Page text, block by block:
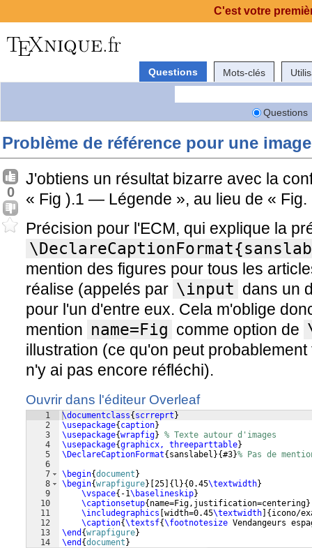
Questions Mots-clés
Questions
Problème de référence pour une image
0
J'obtiens un résultat bizarre avec la
« Fig ).1 — Légende », au lieu de «
Précision pour l'ECM, qui explique la
mention des figures pour tous les
réalise (appelés par \input dans un
pour l'un d'entre eux. Cela m'oblige
mention name=Fig comme option de
illustration (ce qu'on peut
n'y ai pas encore réfléchi).
Ouvrir dans l'éditeur Overleaf
1
2
3
4
5
6
7
8
9
10
11
12
13
14
\documentclass{ scrreprt }
\usepackage{ caption}
\usepackage{wrapfig} % Texte autour d'images
\usepackage{graphicx, threeparttable}
\DeclareCaptionFormat{ sanslabel }{#3}% Pas de
\begin{document }
\begin{wrapfigure} 25 { l }{0.45\textwidth}
\vspace{ -1\baselineskip}
\captionsetup{ name=Fig,justification=centering}
\includegraphics width=0.45\textwidth { icono/
\caption{\textsf{\footnotesize Vendangeurs
\end {wrapfigure}
\end {document }
C'est votre